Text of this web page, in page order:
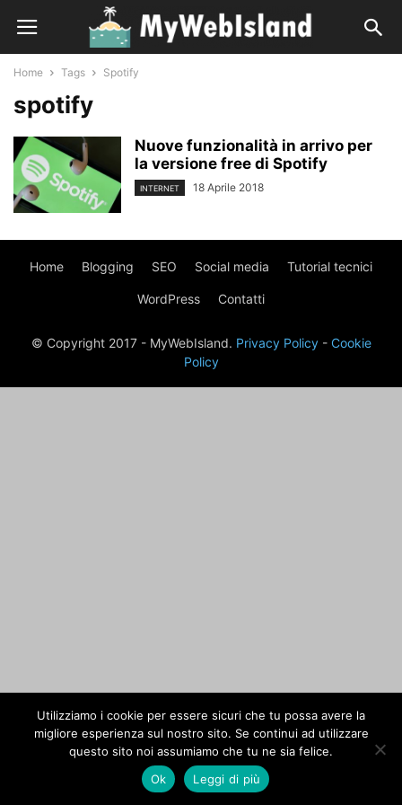
Home Tags Spotify
spotify
Nuove funzionalità in arrivo per
la versione free di Spotify
INTERNET 18 Aprile 2018
Home Blogging SEO Social media Tutorial tecnici
WordPress Contatti
© Copyright 2017 - MyWebIsland. Privacy Policy- Cookie
Policy
Utilizziamo i cookie per essere sicuri che tu possa avere la
migliore esperienza sul nostro sito. Se continui ad utilizzare
questo sito noi assumiamo che tu ne sia felice.
Ok
Leggi di più